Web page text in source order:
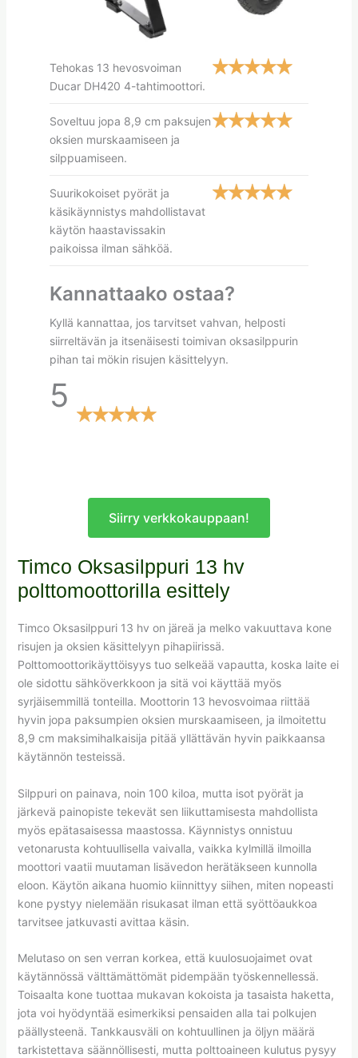
Tehokas 13 hevosvoiman
Ducar DH420 4-tahtimoottori.
Soveltuu jopa 8,9 cm paksujen
oksien murskaamiseen ja
silppuamiseen.
Suurikokoiset pyörät ja
käsikäynnistys mahdollistavat
käytön haastavissakin
paikoissa ilman sähköä.
Kannattaako ostaa?
Kyllä kannattaa, jos tarvitset vahvan, helposti
siirreltävän ja itsenäisesti toimivan oksasilppurin
pihan tai mökin risujen käsittelyyn.
5
Siirry verkkokauppaan!
Timco Oksasilppuri 13 hv
polttomoottorilla esittely
Timco Oksasilppuri 13 hv on järeä ja melko vakuuttava kone
risujen ja oksien käsittelyyn pihapiirissä.
Polttomoottorikäyttöisyys tuo selkeää vapautta, koska laite ei
ole sidottu sähköverkkoon ja sitä voi käyttää myös
syrjäisemmillä tonteilla. Moottorin 13 hevosvoimaa riittää
hyvin jopa paksumpien oksien murskaamiseen, ja ilmoitettu
8,9 cm maksimihalkaisija pitää yllättävän hyvin paikkaansa
käytännön testeissä.
Silppuri on painava, noin 100 kiloa, mutta isot pyörät ja
järkevä painopiste tekevät sen liikuttamisesta mahdollista
myös epätasaisessa maastossa. Käynnistys onnistuu
vetonarusta kohtuullisella vaivalla, vaikka kylmillä ilmoilla
moottori vaatii muutaman lisävedon herätäkseen kunnolla
eloon. Käytön aikana huomio kiinnittyy siihen, miten nopeasti
kone pystyy nielemään risukasat ilman että syöttöaukkoa
tarvitsee jatkuvasti avittaa käsin.
Melutaso on sen verran korkea, että kuulosuojaimet ovat
käytännössä välttämättömät pidempään työskennellessä.
Toisaalta kone tuottaa mukavan kokoista ja tasaista haketta,
jota voi hyödyntää esimerkiksi pensaiden alla tai polkujen
päällysteenä. Tankkausväli on kohtuullinen ja öljyn määrä
tarkistettava säännöllisesti, mutta polttoaineen kulutus pysyy